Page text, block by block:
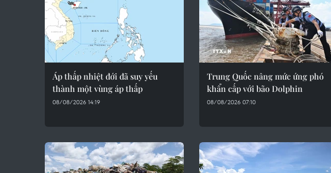
Áp thấp nhiệt đới đã suy yếu
thành một vùng áp thấp
08/08/2026 14:19
Trung Quốc nâng mức ứng phó
khẩn cấp với bão Dolphin
08/08/2026 07:10